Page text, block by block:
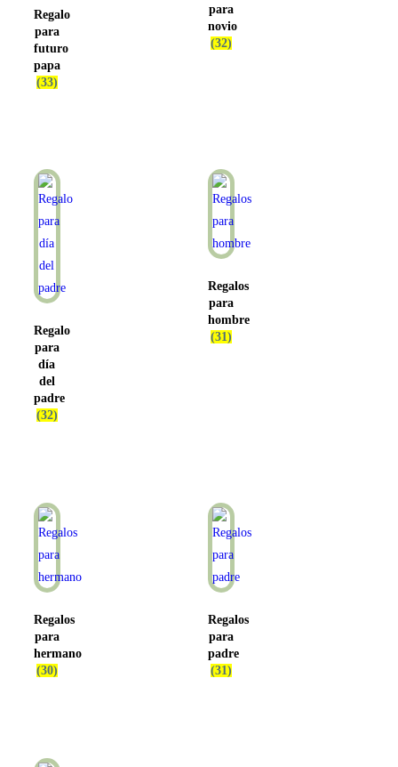
Regalo
para
futuro
papa
(33)
para
novio
(32)
Regalo
para
día
del
padre
(32)
Regalos
para
hombre
(31)
Regalos
para
hermano
(30)
Regalos
para
padre
(31)